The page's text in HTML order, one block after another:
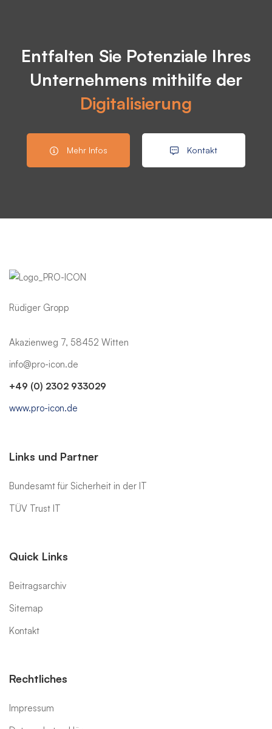
Entfalten Sie Potenziale Ihres
Unternehmens mithilfe der
Digitalisierung
Mehr Infos Kontakt
Rüdiger Gropp
Akazienweg 7, 58452 Witten
info@pro-icon.de
+49 (0) 2302 933029
www.pro-icon.de
Links und Partner
Bundesamt für Sicherheit in der IT
TÜV Trust IT
Quick Links
Beitragsarchiv
Sitemap
Kontakt
Rechtliches
Impressum